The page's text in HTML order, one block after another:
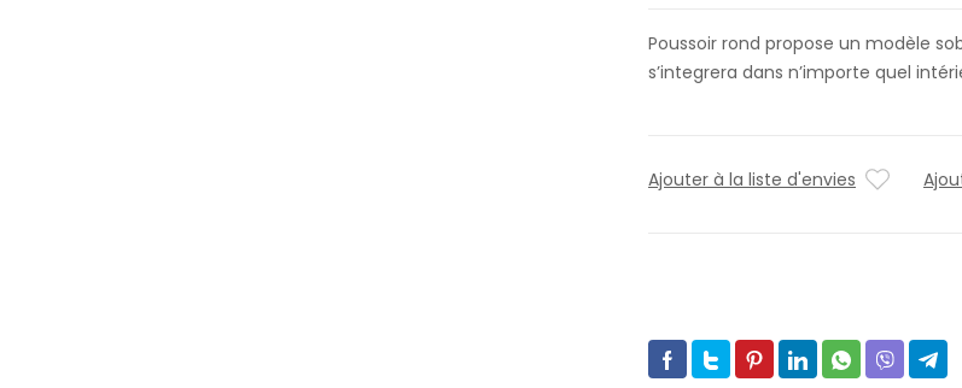
Poussoir rond propose un modèle
s’integrera dans n’importe quel
Ajouter à la liste d'envies